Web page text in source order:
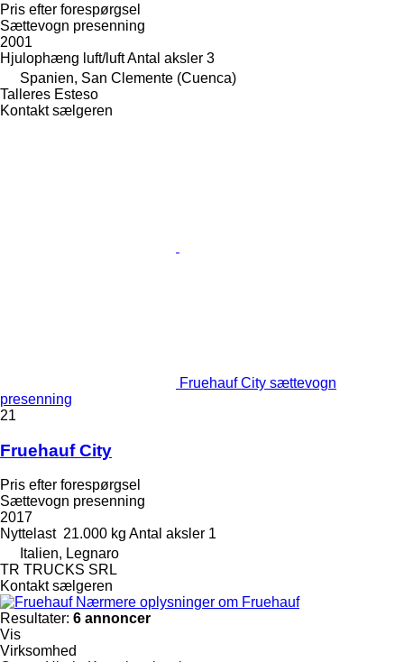
Pris efter forespørgsel
Sættevogn presenning
2001
Hjulophæng luft/luftAntal aksler 3
Spanien, San Clemente (Cuenca)
Talleres Esteso
Kontakt sælgeren
Fruehauf City sættevogn
presenning
21
Fruehauf City
Pris efter forespørgsel
Sættevogn presenning
2017
Nyttelast 21.000 kg Antal aksler 1
Italien, Legnaro
TR TRUCKS SRL
Kontakt sælgeren
Nærmere oplysninger om Fruehauf
Resultater: 6 annoncer
Vis
Virksomhed